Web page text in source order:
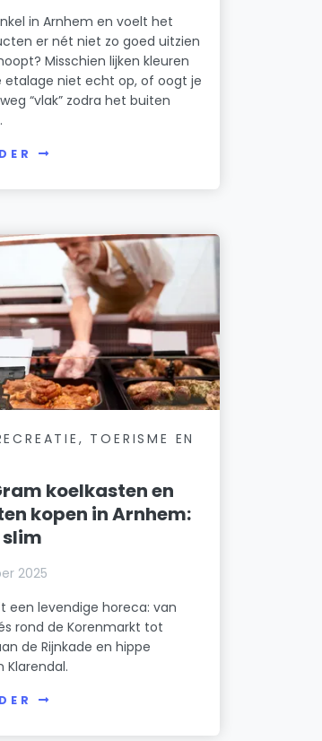
in Arnhem en voelt het
er nét niet zo goed uitzien
Misschien lijken kleuren
etalage niet echt op, of oogt je
“vlak” zodra het buiten
TOERISME EN
koelkasten en
kopen in Arnhem:
slim
2025
een levendige horeca: van
rond de Korenmarkt tot
de Rijnkade en hippe
Klarendal.